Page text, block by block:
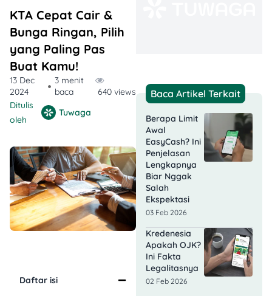
KTA Cepat Cair &
Bunga Ringan, Pilih
yang Paling Pas
Buat Kamu!
13 Dec
2024
3 menit
baca
640 views
Ditulis
oleh
Tuwaga
Daftar isi
Baca Artikel Terkait
Berapa Limit
Awal
EasyCash? Ini
Penjelasan
Lengkapnya
Biar Nggak
Salah
Ekspektasi
03 Feb 2026
Kredenesia
Apakah OJK?
Ini Fakta
Legalitasnya
02 Feb 2026